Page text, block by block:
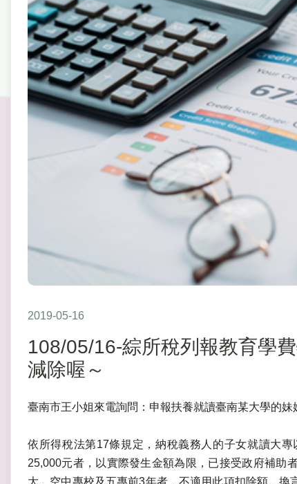
2019-05-16
108/05/16-綜所稅列報教育學
減除喔～
臺南市王小姐來電詢問：申報扶養就讀臺南某大學的
依所得稅法第17條規定，納稅義務人的子女就讀大
25,000元者，以實際發生金額為限，已接受政府補助
大、空中專校及五專前3年者，不適用此項扣除額。